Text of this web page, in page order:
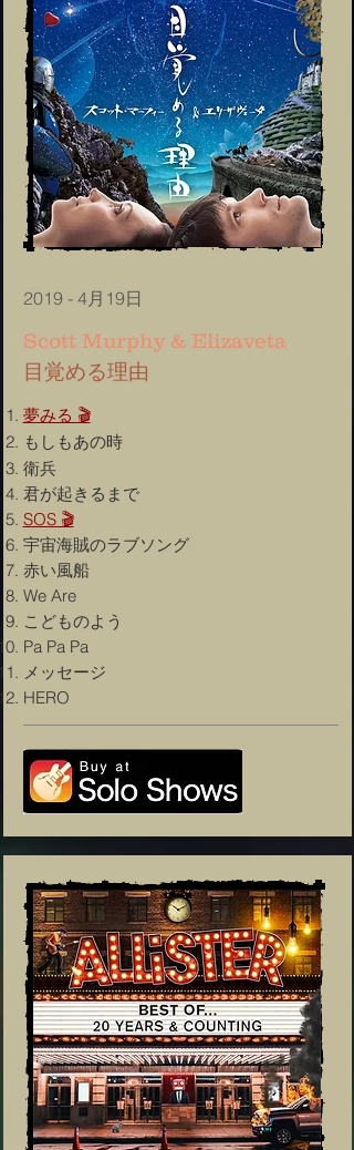
2019 - 4月19日
Scott Murphy & Elizaveta
目覚める理由
夢みる 🎬
もしもあの時
衛兵
君が起きるまで
SOS 🎬
宇宙海賊のラブソング
赤い風船
We Are
こどものよう
Pa Pa Pa
メッセージ
HERO